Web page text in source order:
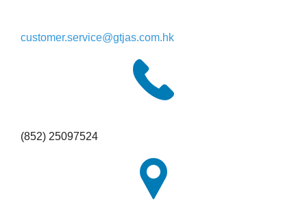
customer.service@gtjas.com.hk
(852) 25097524